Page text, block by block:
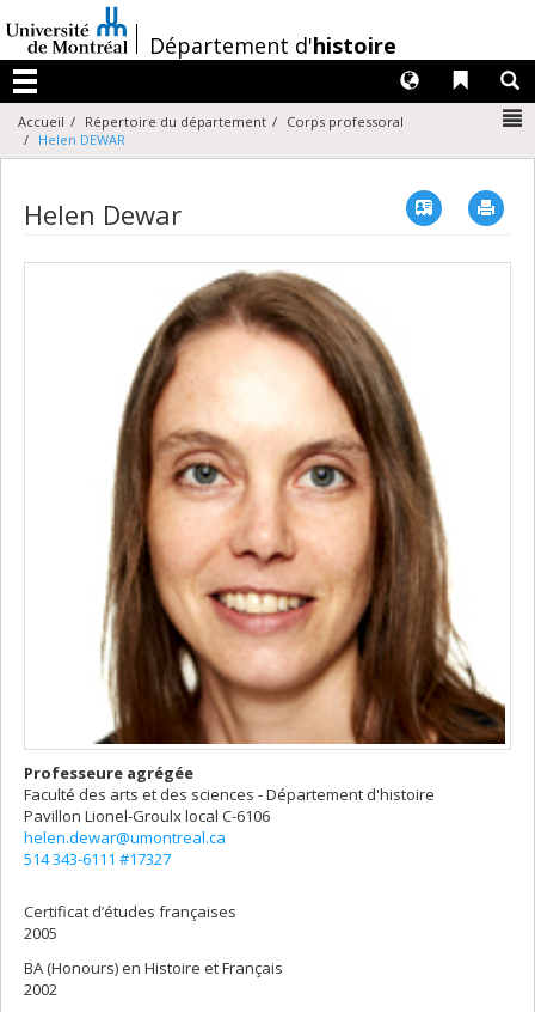
au
contenu
/Département d'histoire
Menu
Liens
Langues
Accueil Répertoire du département
Corps professoral
Helen DEWAR
Helen Dewar Vcard
Professeure agrégée
Faculté des arts et des sciences - Département d'histoire
Pavillon Lionel-Groulxlocal C-6106
helen.dewar@umontreal.ca
514 343-6111 #17327
Certificat d’études françaises
2005
BA (Honours) en Histoire et Français
2002